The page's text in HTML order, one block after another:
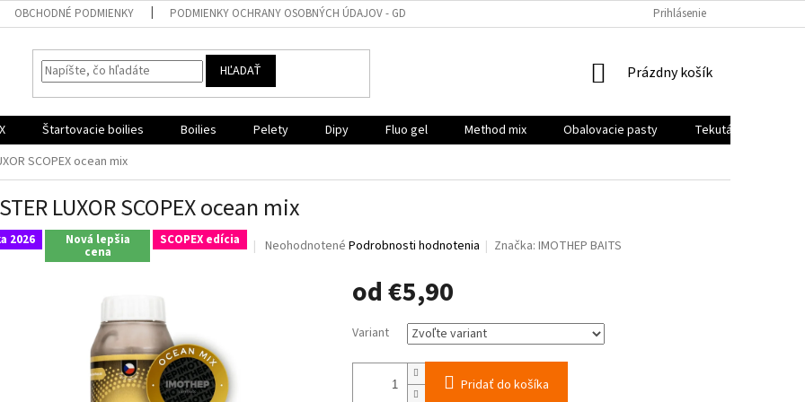
OBCHODNÉ PODMIENKY PODMIENKY OCHRANY OSOBNÝCH ÚDAJOV - GDPR Prihlásenie
HĽADAŤ
NÁKUPNÝ
Prázdny košík
Štartovacie boilies Boilies Pelety Dipy Fluo gel Method mix Obalovacie pasty
Tekutá potrava,
SCOPEX ocean mix
LUXOR SCOPEX ocean mix
2026 Nová lepšia
cena
SCOPEX edícia
Priemerné
Neohodnotené Podrobnosti hodnotenia Značka:IMOTHEP BAITS
od€5,90
Jednotková
cena:
Variant
Pridať do košíka